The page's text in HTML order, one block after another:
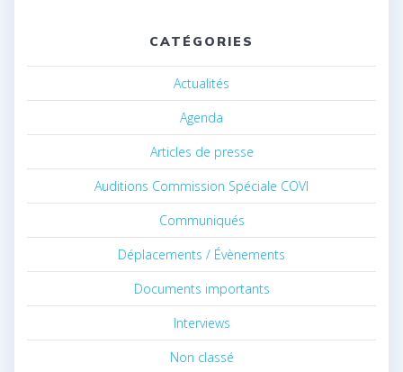
CATÉGORIES
Actualités
Agenda
Articles de presse
Auditions Commission Spéciale COVI
Communiqués
Déplacements / Évènements
Documents importants
Interviews
Non classé